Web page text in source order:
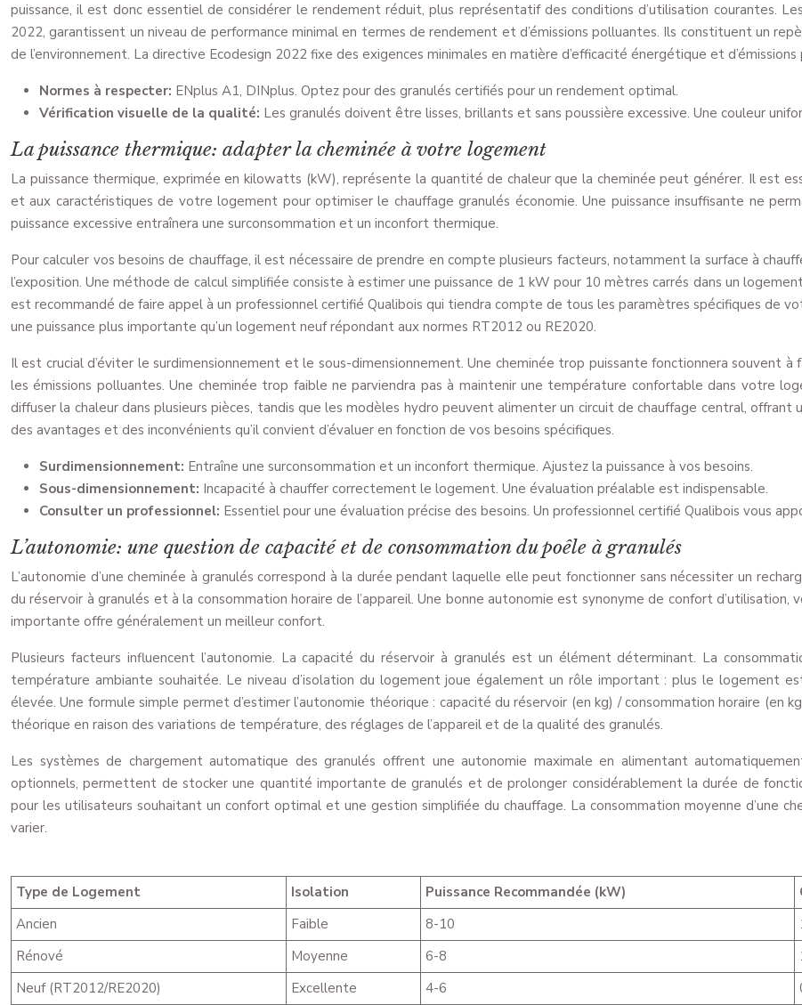
puissance, il est donc essentiel de considérer le rendement réduit, plus représentatif des conditions d’utilisation courantes.
2022, garantissent un niveau de performance minimal en termes de rendement et d’émissions polluantes. Ils constituent un
de l’environnement. La directive Ecodesign 2022 fixe des exigences minimales en matière d’efficacité énergétique et
Normes à respecter: ENplus A1, DINplus. Optez pour des granulés certifiés pour un rendement optimal.
Vérification visuelle de la qualité: Les granulés doivent être lisses, brillants et sans poussière excessive. Une couleur
La puissance thermique: adapter la cheminée à votre logement
La puissance thermique, exprimée en kilowatts (kW), représente la quantité de chaleur que la cheminée peut générer. Il est
et aux caractéristiques de votre logement pour optimiser le chauffage granulés économie. Une puissance insuffisante ne
puissance excessive entraînera une surconsommation et un inconfort thermique.
Pour calculer vos besoins de chauffage, il est nécessaire de prendre en compte plusieurs facteurs, notamment la surface à
l’exposition. Une méthode de calcul simplifiée consiste à estimer une puissance de 1 kW pour 10 mètres carrés dans un
est recommandé de faire appel à un professionnel certifié Qualibois qui tiendra compte de tous les paramètres spécifiques de
une puissance plus importante qu’un logement neuf répondant aux normes RT2012 ou RE2020.
Il est crucial d’éviter le surdimensionnement et le sous-dimensionnement. Une cheminée trop puissante fonctionnera souvent
les émissions polluantes. Une cheminée trop faible ne parviendra pas à maintenir une température confortable dans votre
diffuser la chaleur dans plusieurs pièces, tandis que les modèles hydro peuvent alimenter un circuit de chauffage central,
des avantages et des inconvénients qu’il convient d’évaluer en fonction de vos besoins spécifiques.
Surdimensionnement: Entraîne une surconsommation et un inconfort thermique. Ajustez la puissance à vos besoins.
Sous-dimensionnement: Incapacité à chauffer correctement le logement. Une évaluation préalable est indispensable.
Consulter un professionnel: Essentiel pour une évaluation précise des besoins. Un professionnel certifié Qualibois vous
L’autonomie: une question de capacité et de consommation du poêle à granulés
L’autonomie d’une cheminée à granulés correspond à la durée pendant laquelle elle peut fonctionner sans nécessiter un
du réservoir à granulés et à la consommation horaire de l’appareil. Une bonne autonomie est synonyme de confort
importante offre généralement un meilleur confort.
Plusieurs facteurs influencent l’autonomie. La capacité du réservoir à granulés est un élément déterminant. La
température ambiante souhaitée. Le niveau d’isolation du logement joue également un rôle important : plus le logement
élevée. Une formule simple permet d’estimer l’autonomie théorique : capacité du réservoir (en kg) / consommation horaire (en
théorique en raison des variations de température, des réglages de l’appareil et de la qualité des granulés.
Les systèmes de chargement automatique des granulés offrent une autonomie maximale en alimentant
optionnels, permettent de stocker une quantité importante de granulés et de prolonger considérablement la durée de
pour les utilisateurs souhaitant un confort optimal et une gestion simplifiée du chauffage. La consommation moyenne d’une
varier.
Type de Logement Isolation Puissance Recommandée (kW)
Ancien
Faible 8-10
Rénové
Moyenne 6-8
Neuf (RT2012/RE2020)
Excellente 4-6